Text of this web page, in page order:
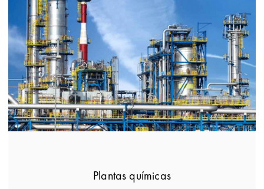
Plantas químicas